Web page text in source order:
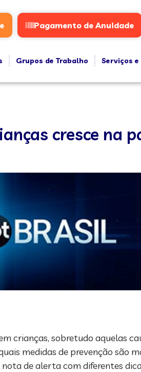
Pagamento de Anuidade
Grupos de Trabalho Serviços e
cresce na
crianças, sobretudo aquelas
medidas de prevenção são
de alerta com diferentes